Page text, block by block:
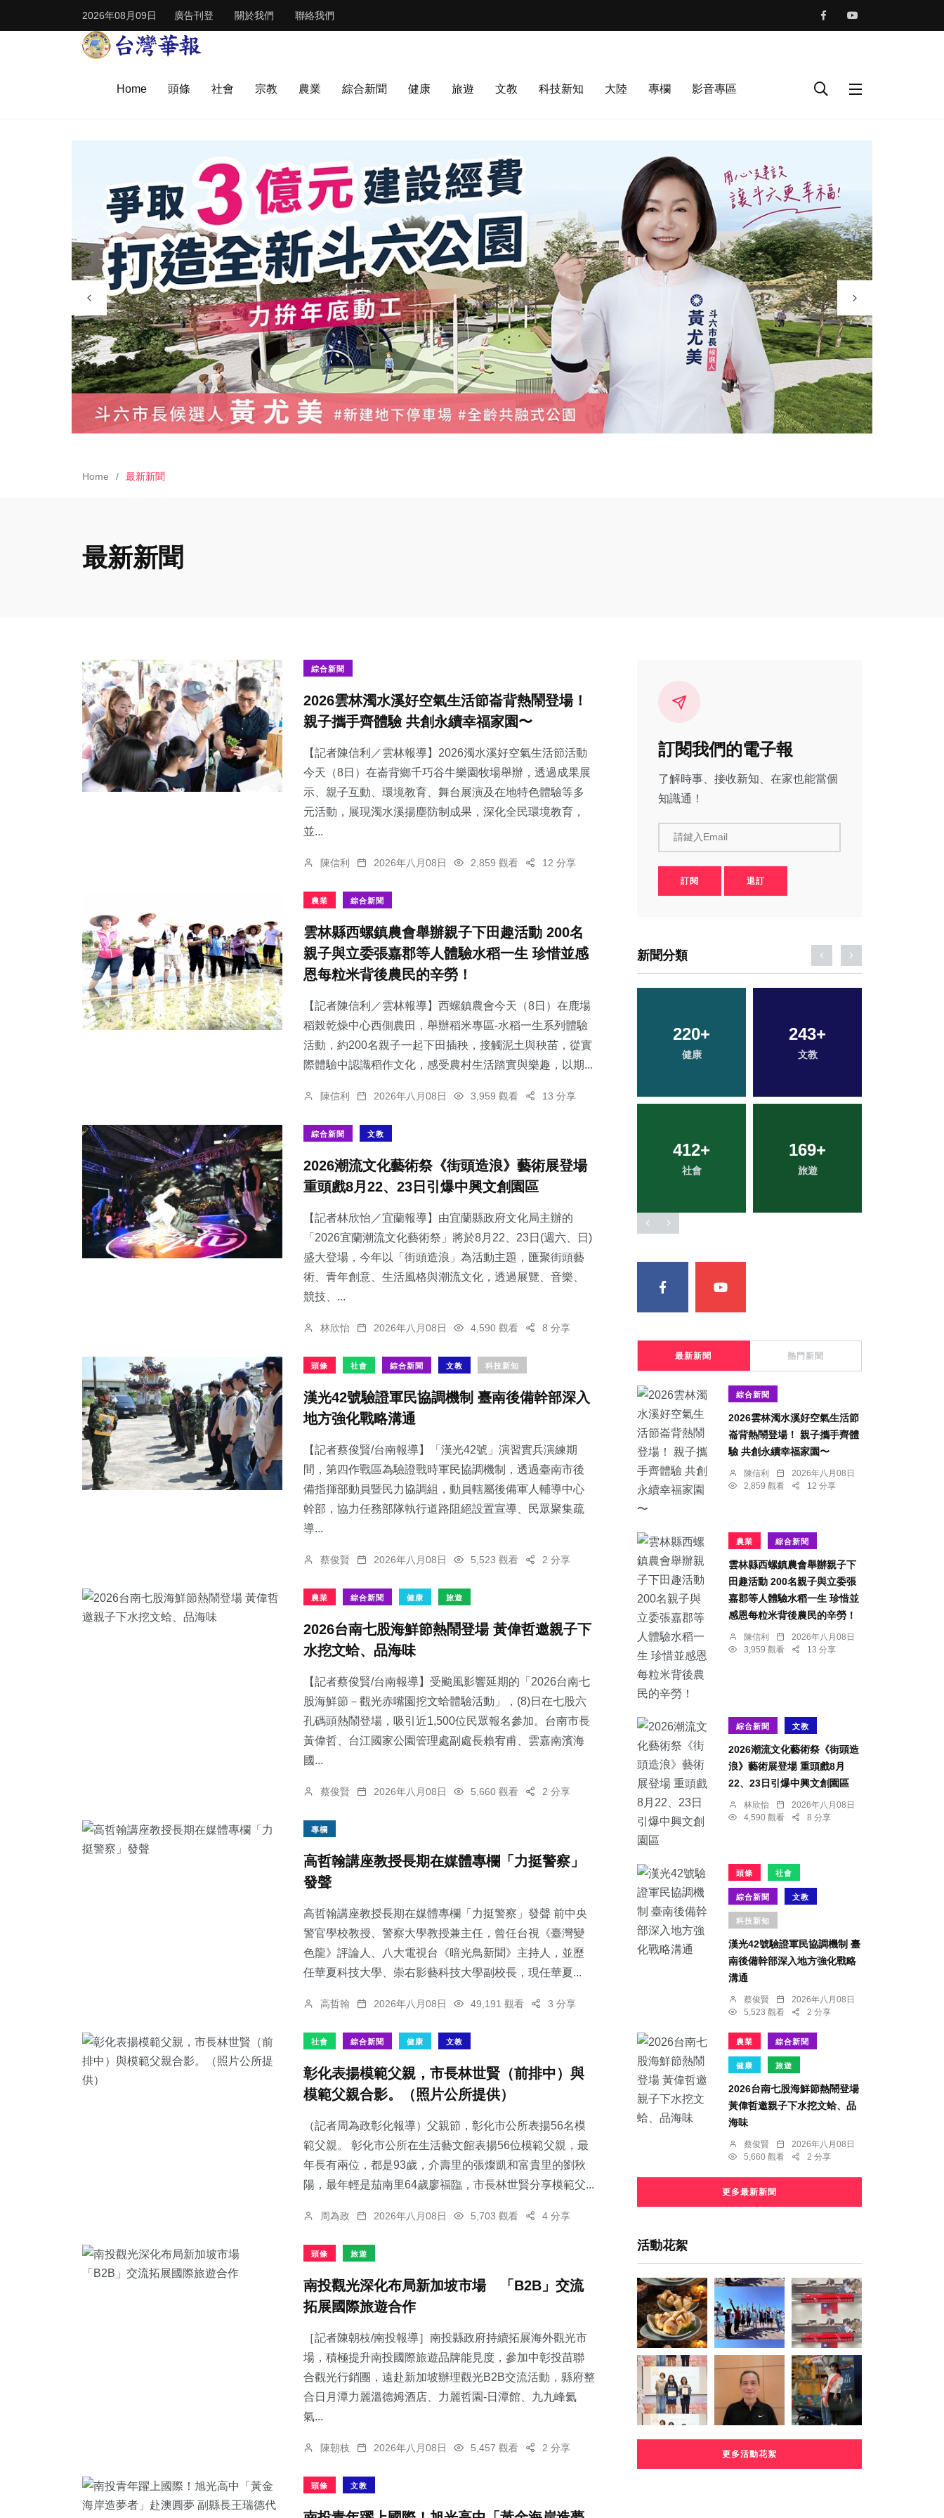
2026年08月09日 廣告刊登 關於我們 聯絡我們
Home 頭條 社會 宗教 農業 綜合新聞 健康 旅遊 文教 科技新知 大陸 專欄 影音專區
Home 最新新聞
最新新聞
綜合新聞
2026雲林濁水溪好空氣生活節崙背熱鬧登場！
親子攜手齊體驗 共創永續幸福家園〜
【記者陳信利／雲林報導】2026濁水溪好空氣生活節活動
今天（8日）在崙背鄉千巧谷牛樂園牧場舉辦，透過成果展
示、親子互動、環境教育、舞台展演及在地特色體驗等多
元活動，展現濁水溪揚塵防制成果，深化全民環境教育，
並...
陳信利 2026年八月08日 2,859 觀看 12 分享
農業 綜合新聞
雲林縣西螺鎮農會舉辦親子下田趣活動 200名
親子與立委張嘉郡等人體驗水稻一生 珍惜並感
恩每粒米背後農民的辛勞！
【記者陳信利／雲林報導】西螺鎮農會今天（8日）在鹿場
稻榖乾燥中心西側農田，舉辦稻米專區-水稻一生系列體驗
活動，約200名親子一起下田插秧，接觸泥土與秧苗，從實
際體驗中認識稻作文化，感受農村生活踏實與樂趣，以期...
陳信利 2026年八月08日 3,959 觀看 13 分享
綜合新聞 文教
2026潮流文化藝術祭《街頭造浪》藝術展登場
重頭戲8月22、23日引爆中興文創園區
【記者林欣怡／宜蘭報導】由宜蘭縣政府文化局主辦的
「2026宜蘭潮流文化藝術祭」將於8月22、23日(週六、日)
盛大登場，今年以「街頭造浪」為活動主題，匯聚街頭藝
術、青年創意、生活風格與潮流文化，透過展覽、音樂、
競技、...
林欣怡 2026年八月08日 4,590 觀看 8 分享
頭條 社會 綜合新聞 文教 科技新知
漢光42號驗證軍民協調機制 臺南後備幹部深入
地方強化戰略溝通
【記者蔡俊賢/台南報導】「漢光42號」演習實兵演練期
間，第四作戰區為驗證戰時軍民協調機制，透過臺南市後
備指揮部動員暨民力協調組，動員轄屬後備軍人輔導中心
幹部，協力任務部隊執行道路阻絕設置宣導、民眾聚集疏
導...
蔡俊賢 2026年八月08日 5,523 觀看 2 分享
農業 綜合新聞 健康 旅遊
2026台南七股海鮮節熱鬧登場 黃偉哲邀親子下
水挖文蛤、品海味
【記者蔡俊賢/台南報導】受颱風影響延期的「2026台南七
股海鮮節－觀光赤嘴園挖文蛤體驗活動」，(8)日在七股六
孔碼頭熱鬧登場，吸引近1,500位民眾報名參加。台南市長
黃偉哲、台江國家公園管理處副處長賴宥甫、雲嘉南濱海
國...
蔡俊賢 2026年八月08日 5,660 觀看 2 分享
專欄
高哲翰講座教授長期在媒體專欄「力挺警察」
發聲
高哲翰講座教授長期在媒體專欄「力挺警察」發聲 前中央
警官學校教授、警察大學教授兼主任，曾任台視《臺灣變
色龍》評論人、八大電視台《暗光鳥新聞》主持人，並歷
任華夏科技大學、崇右影藝科技大學副校長，現任華夏...
高哲翰 2026年八月08日 49,191 觀看 3 分享
社會 綜合新聞 健康 文教
彰化表揚模範父親，市長林世賢（前排中）與
模範父親合影。（照片公所提供）
（記者周為政彰化報導）父親節，彰化市公所表揚56名模
範父親。 彰化市公所在生活藝文館表揚56位模範父親，最
年長有兩位，都是93歲，介壽里的張燦凱和富貴里的劉秋
陽，最年輕是茄南里64歲廖福臨，市長林世賢分享模範父...
周為政 2026年八月08日 5,703 觀看 4 分享
頭條 旅遊
南投觀光深化布局新加坡市場 「B2B」交流
拓展國際旅遊合作
［記者陳朝枝/南投報導］南投縣政府持續拓展海外觀光市
場，積極提升南投國際旅遊品牌能見度，參加中彰投苗聯
合觀光行銷團，遠赴新加坡辦理觀光B2B交流活動，縣府整
合日月潭力麗溫德姆酒店、力麗哲園-日潭館、九九峰氦
氣...
陳朝枝 2026年八月08日 5,457 觀看 2 分享
頭條 文教
訂閱我們的電子報
了解時事、接收新知、在家也能當個
知識通！
請鍵入Email
訂閱 退訂
新聞分類
36+
742+
綜合新聞
122+ 69+
77+
農業
220+ 243
文教
社會 旅遊
53+
頭條
36+
科技新知
2+
大陸
742+
綜合新聞
最新新聞 熱門新聞
綜合新聞
2026雲林濁水溪好空氣生活節
崙背熱鬧登場！ 親子攜手齊體
驗 共創永續幸福家園〜
陳信利
2026年八月08日
2,859 觀看
12 分享
農業 綜合新聞
雲林縣西螺鎮農會舉辦親子下
田趣活動 200名親子與立委張
嘉郡等人體驗水稻一生 珍惜並
感恩每粒米背後農民的辛勞！
陳信利
2026年八月08日
3,959 觀看
13 分享
綜合新聞 文教
2026潮流文化藝術祭《街頭造
浪》藝術展登場 重頭戲8月
22、23日引爆中興文創園區
林欣怡
2026年八月08日
4,590 觀看
8 分享
頭條 社會
綜合新聞 文教
科技新知
漢光42號驗證軍民協調機制 臺
南後備幹部深入地方強化戰略
溝通
蔡俊賢
2026年八月08日
5,523 觀看
2 分享
農業 綜合新聞
健康 旅遊
2026台南七股海鮮節熱鬧登場
黃偉哲邀親子下水挖文蛤、品
海味
蔡俊賢
2026年八月08日
5,660 觀看
2 分享
更多最新新聞
活動花絮
更多活動花絮